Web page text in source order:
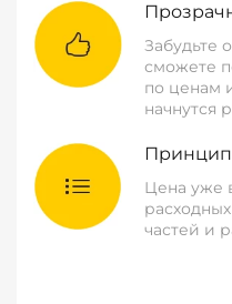
Забудьте
сможете
по ценам
начнутся
Принцип
Цена уже
частей и